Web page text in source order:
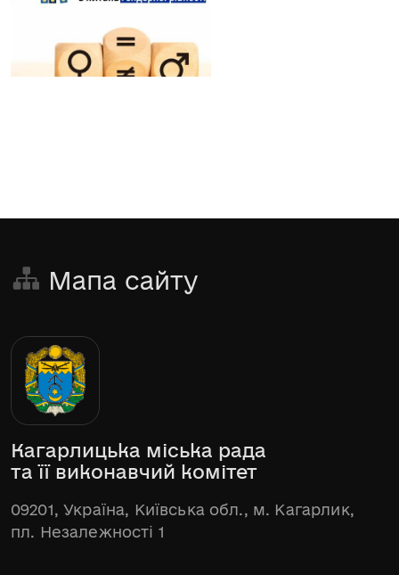
Мапа сайту
Кагарлицька міська рада
та її виконавчий комітет
09201, Україна, Київська обл., м. Кагарлик,
пл. Незалежності 1